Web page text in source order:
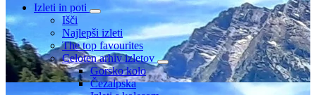
Izleti in poti
Išči
Najlepši izleti
The top favourites
Celoten arhiv izletov
Gorsko kolo
Čezalpska